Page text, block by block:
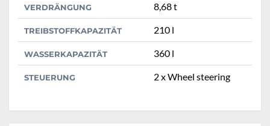
VERDRÄNGUNG 8,68 t
TREIBSTOFFKAPAZITÄT 210 l
WASSERKAPAZITÄT 360 l
STEUERUNG 2 x Wheel steering